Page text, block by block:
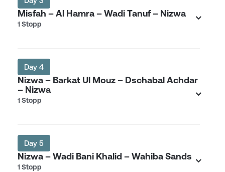
Misfah – Al Hamra – Wadi Tanuf – Nizwa
1 Stopp
Day 4
Nizwa – Barkat Ul Mouz – Dschabal Achdar
– Nizwa
1 Stopp
Day 5
Nizwa – Wadi Bani Khalid – Wahiba Sands
1 Stopp